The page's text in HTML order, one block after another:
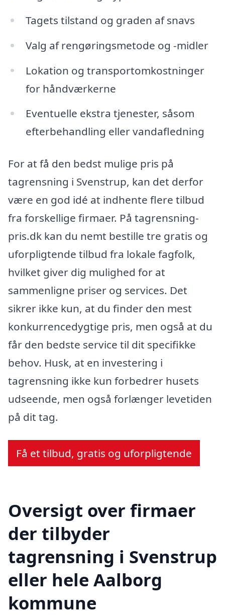
Tagets tilstand og graden af snavs
Valg af rengøringsmetode og -midler
Lokation og transportomkostninger
for håndværkerne
Eventuelle ekstra tjenester, såsom
efterbehandling eller vandafledning
For at få den bedst mulige pris på
tagrensning i Svenstrup, kan det derfor
være en god idé at indhente flere tilbud
fra forskellige firmaer. På tagrensning-
pris.dk kan du nemt bestille tre gratis og
uforpligtende tilbud fra lokale fagfolk,
hvilket giver dig mulighed for at
sammenligne priser og services. Det
sikrer ikke kun, at du finder den mest
konkurrencedygtige pris, men også at du
får den bedste service til dit specifikke
behov. Husk, at en investering i
tagrensning ikke kun forbedrer husets
udseende, men også forlænger levetiden
på dit tag.
Få et tilbud, gratis og uforpligtende
Oversigt over firmaer
der tilbyder
tagrensning i Svenstrup
eller hele Aalborg
kommune